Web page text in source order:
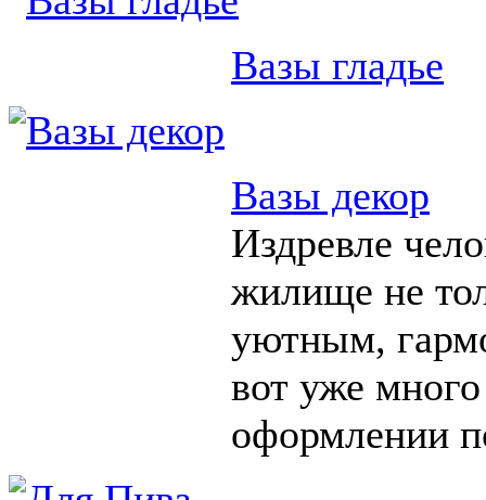
Вазы гладье
Вазы декор
Издревле
жилище не
уютным,
вот уже
оформлении